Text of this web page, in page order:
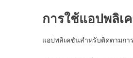
การใช้แอปพลิเ
แอปพลิเคชันสำหรับติดตามก